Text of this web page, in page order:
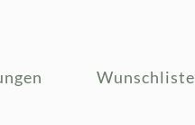
Wunschliste